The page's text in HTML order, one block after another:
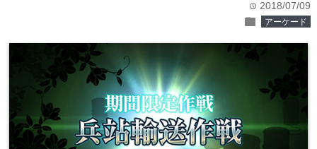
time 2018/07/09
folder アーケード